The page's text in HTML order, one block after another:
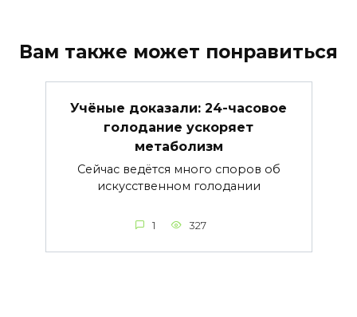
Вам также может понравиться
Учёные доказали: 24-часовое
голодание ускоряет
метаболизм
Сейчас ведётся много споров об
искусственном голодании
1 327